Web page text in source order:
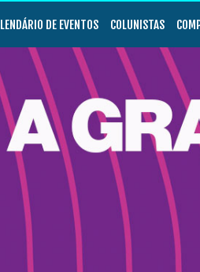
DE EVENTOS COLUNISTAS